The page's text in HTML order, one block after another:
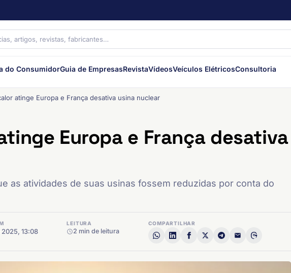
do ConsumidorGuia de EmpresasRevistaVídeosVeículos ElétricosConsultoria
atinge Europa e França desativa usina nuclear
Europa e França desativa
as atividades de suas usinas fossem reduzidas por conta do
13:08
LEITURA
2 min de leitura
COMPARTILHAR